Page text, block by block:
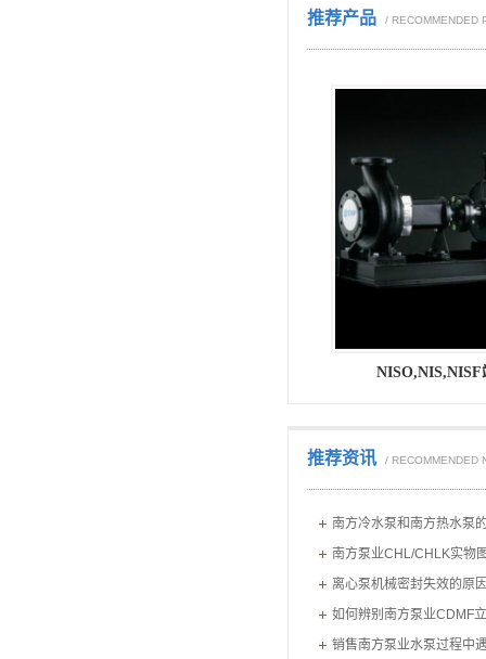
推荐产品 / RECOMMENDED
NISO,NIS,NISF
推荐资讯 / RECOMMENDED
南方冷水泵和南方热水泵
南方泵业CHL/CHLK实物
离心泵机械密封失效的原
如何辨别南方泵业CDMF
销售南方泵业水泵过程中